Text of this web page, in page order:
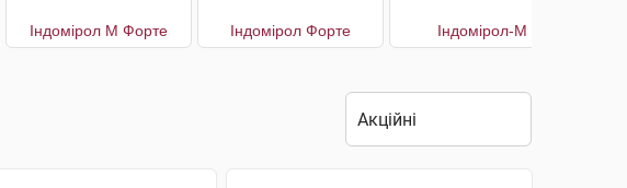
Індомірол М Форте Індомірол Форте Індомірол-М